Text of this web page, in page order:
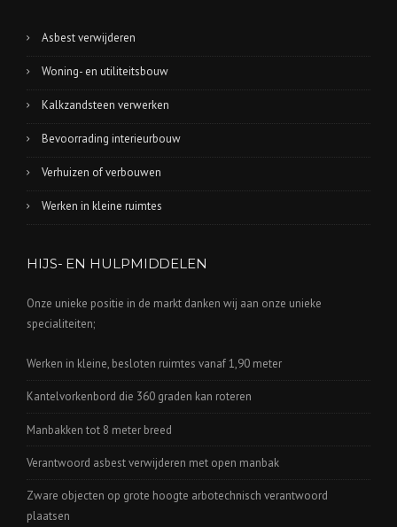
Asbest verwijderen
Woning- en utiliteitsbouw
Kalkzandsteen verwerken
Bevoorrading interieurbouw
Verhuizen of verbouwen
Werken in kleine ruimtes
HIJS- EN HULPMIDDELEN
Onze unieke positie in de markt danken wij aan onze unieke
specialiteiten;
Werken in kleine, besloten ruimtes vanaf 1,90 meter
Kantelvorkenbord die 360 graden kan roteren
Manbakken tot 8 meter breed
Verantwoord asbest verwijderen met open manbak
Zware objecten op grote hoogte arbotechnisch verantwoord
plaatsen